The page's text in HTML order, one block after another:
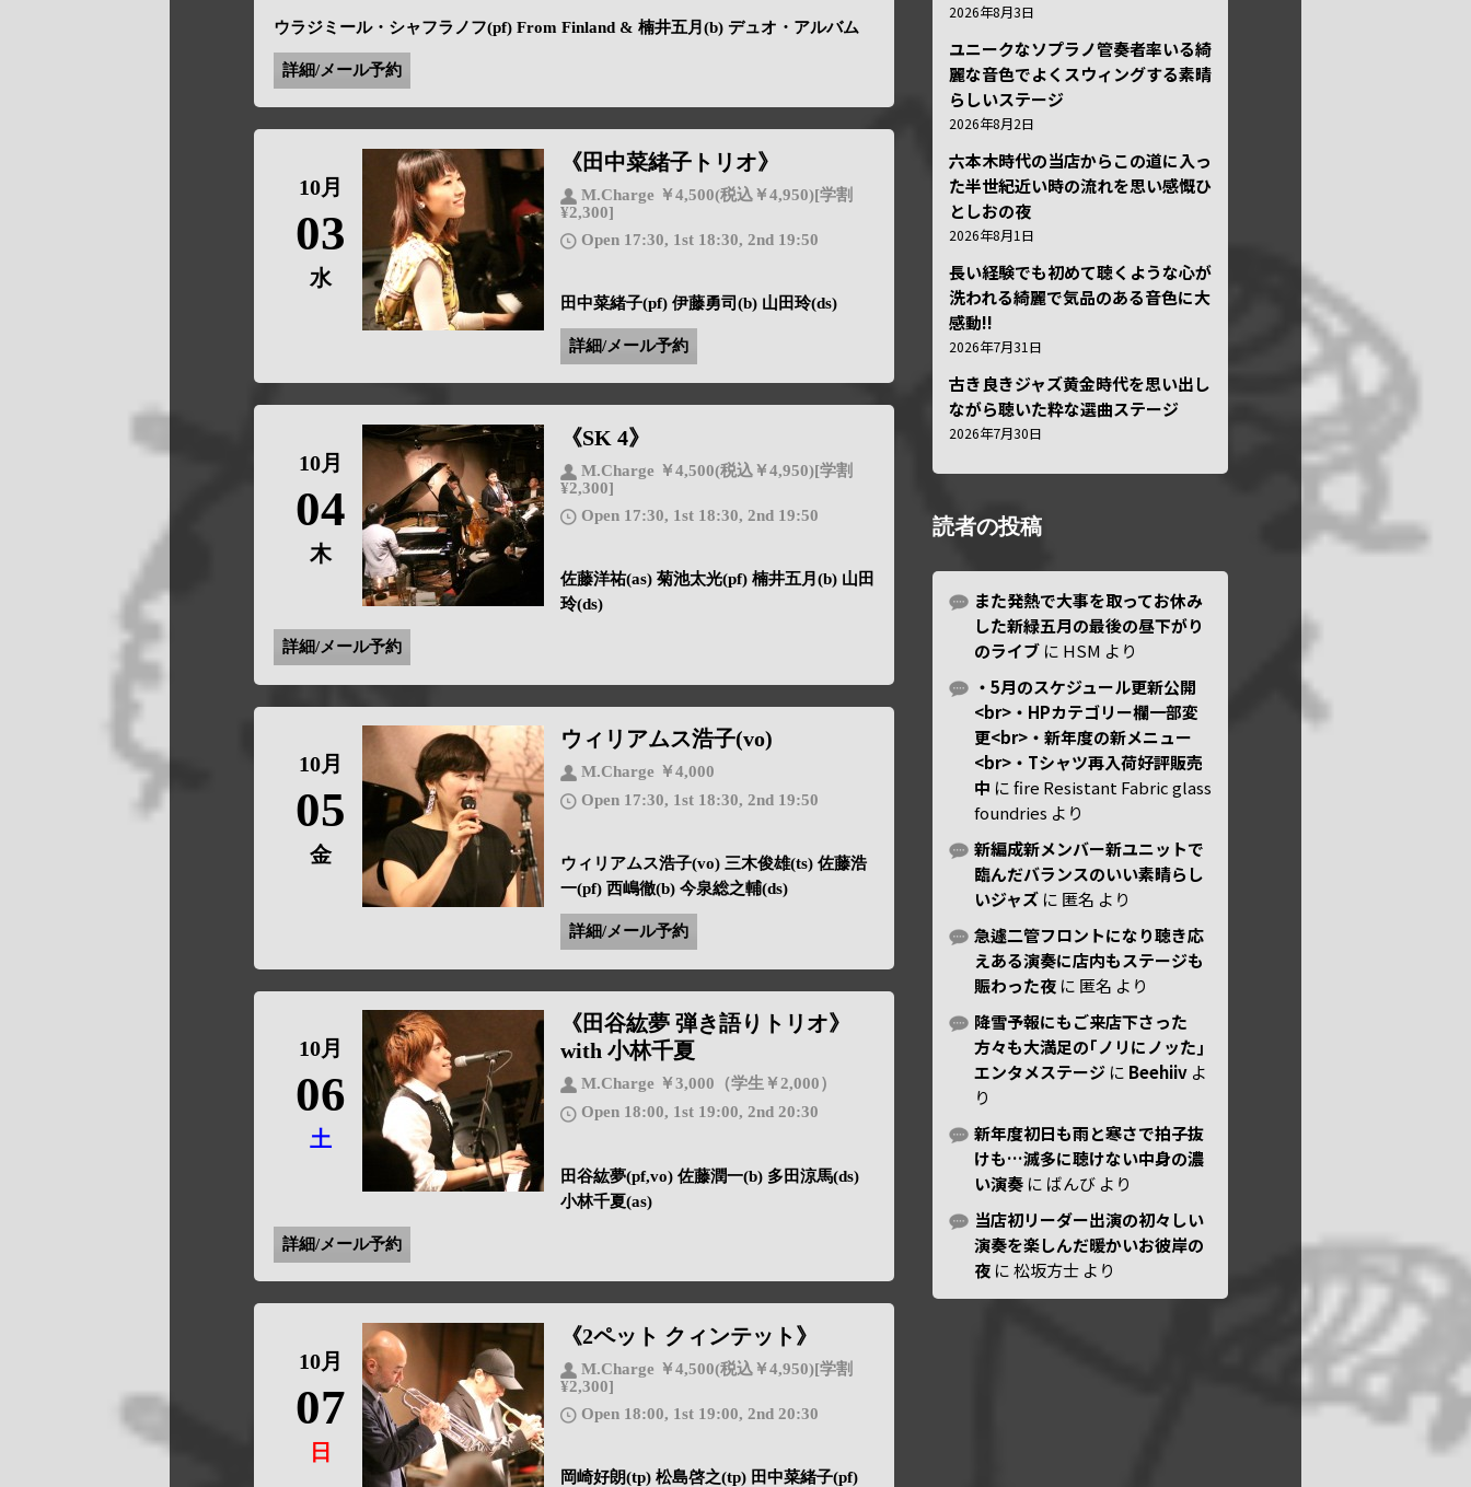
ウラジミール・シャフラノフ(pf) From Finland & 楠井五月(b) デュオ・アルバム
詳細/メール予約
10月
03
水
《田中菜緒子トリオ》
M.Charge ￥4,500(税込￥4,950)[学割
¥2,300]
Open 17:30, 1st 18:30, 2nd 19:50
田中菜緒子(pf) 伊藤勇司(b) 山田玲(ds)
詳細/メール予約
10月
04
木
《SK 4》
M.Charge ￥4,500(税込￥4,950)[学割
¥2,300]
Open 17:30, 1st 18:30, 2nd 19:50
佐藤洋祐(as) 菊池太光(pf) 楠井五月(b) 山田
玲(ds)
詳細/メール予約
10月
05
金
ウィリアムス浩子(vo)
M.Charge ￥4,000
Open 17:30, 1st 18:30, 2nd 19:50
ウィリアムス浩子(vo) 三木俊雄(ts) 佐藤浩
一(pf) 西嶋徹(b) 今泉総之輔(ds)
詳細/メール予約
10月
06
土
《田谷紘夢 弾き語りトリオ》
with 小林千夏
M.Charge ￥3,000（学生￥2,000）
Open 18:00, 1st 19:00, 2nd 20:30
田谷紘夢(pf,vo) 佐藤潤一(b) 多田涼馬(ds)
小林千夏(as)
詳細/メール予約
10月
07
日
《2ペット クィンテット》
M.Charge ￥4,500(税込￥4,950)[学割
¥2,300]
Open 18:00, 1st 19:00, 2nd 20:30
岡崎好朗(tp) 松島啓之(tp) 田中菜緒子(pf)
2026年8月3日
ユニークなソプラノ管奏者率いる綺
麗な音色でよくスウィングする素晴
らしいステージ
2026年8月2日
六本木時代の当店からこの道に入っ
た半世紀近い時の流れを思い感慨ひ
としおの夜
2026年8月1日
長い経験でも初めて聴くような心が
洗われる綺麗で気品のある音色に大
感動!!
2026年7月31日
古き良きジャズ黄金時代を思い出し
ながら聴いた粋な選曲ステージ
2026年7月30日
読者の投稿
また発熱で大事を取ってお休み
した新緑五月の最後の昼下がり
のライブ に HSM より
・5月のスケジュール更新公開
<br>・HPカテゴリー欄一部変
更<br>・新年度の新メニュー
<br>・Tシャツ再入荷好評販売
中 にfire Resistant Fabric glass
foundries より
新編成新メンバー新ユニットで
臨んだバランスのいい素晴らし
いジャズ に 匿名 より
急遽二管フロントになり聴き応
えある演奏に店内もステージも
賑わった夜 に 匿名 より
降雪予報にもご来店下さった
方々も大満足の｢ノリにノッた｣
エンタメステージ に Beehiiv よ
り
新年度初日も雨と寒さで拍子抜
けも…滅多に聴けない中身の濃
い演奏 に ばんび より
当店初リーダー出演の初々しい
演奏を楽しんだ暖かいお彼岸の
夜 に松坂方士 より